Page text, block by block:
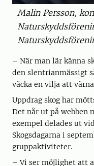
Malin Persson,
– När man lär känna
den slentrianmässigt
väcka en vilja att
Uppdrag skog har
Det når ut på webben
exempel delades ut
Skogsdagarna i
gruppaktiviteter.
– Vi ser möjlighet att